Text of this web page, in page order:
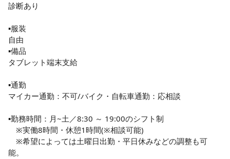
診断あり
▪️服装
自由
▪️備品
タブレット端末支給
▪️通勤
マイカー通勤：不可/バイク・自転車通勤：応相談
▪️勤務時間：月~土／8:30 ～ 19:00のシフト制
※実働8時間・休憩1時間(※相談可能)
※希望によっては土曜日出勤・平日休みなどの調整も可
能。